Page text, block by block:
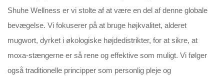
Shuhe Wellness er vi stolte af at være en del af denne globale
bevægelse. Vi fokuserer på at bruge højkvalitet, alderet
mugwort, dyrket i økologiske højdedistrikter, for at sikre, at
moxa-stængerne er så rene og effektive som muligt. Vi følger
også traditionelle principper som personlig pleje og